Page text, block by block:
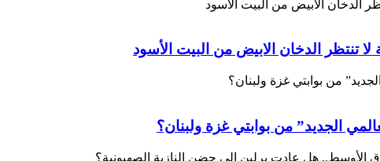
لا تنتظر الدخان الابيض من البيت الأسود
الجديد” من بوابتي غزة ولبنان؟